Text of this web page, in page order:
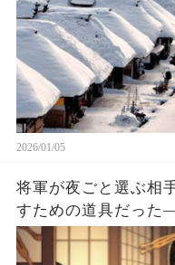
の東京で起きれば、
し、 高齢者施設や病
う。 ではなぜ、昔は
かったのか。 答えは単純だ。 人が寒さに強かった
のではない。 寒さ
(続)
2026/01/05
将軍が夜ごと選ぶ相
すための道具だった
た男子禁制の王国・
1000人を超える女た